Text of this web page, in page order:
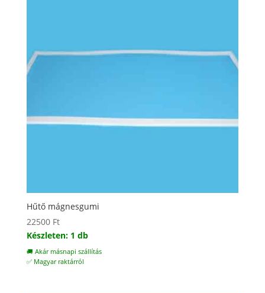
Hűtő mágnesgumi
22500 Ft
Készleten: 1 db
🚚 Akár másnapi szállítás
✅ Magyar raktárról